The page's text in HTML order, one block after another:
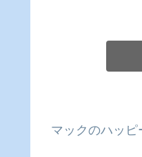
マックのハッ